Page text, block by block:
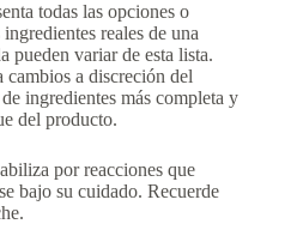
todas las opciones o
reales de una
pueden variar de esta lista.
cambios a discreción del
ingredientes más completa y
del producto.
por reacciones que
bajo su cuidado. Recuerde